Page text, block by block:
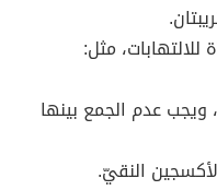
للالتهابات، مثل:
ويجب عدم الجمع بينها
النقيّ.